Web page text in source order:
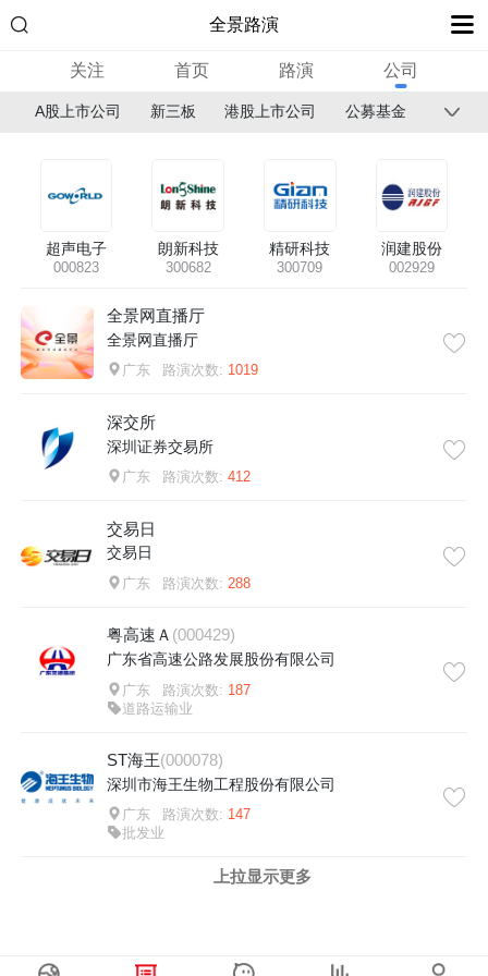
全景路演
关注 首页 路演 公司
A股上市公司 新三板 港股上市公司 公募基金
超声电子
000823
朗新科技
300682
精研科技
300709
润建股份
002929
全景网直播厅
全景网直播厅
广东 路演次数: 1019
深交所
深圳证券交易所
广东 路演次数: 412
交易日
交易日
广东 路演次数: 288
粤高速Ａ (000429)
广东省高速公路发展股份有限公司
广东 路演次数: 187
道路运输业
ST海王(000078)
深圳市海王生物工程股份有限公司
广东 路演次数: 147
批发业
上拉显示更多